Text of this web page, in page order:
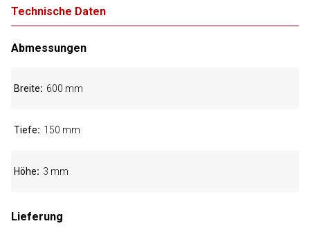
Technische Daten
Abmessungen
Breite 600 mm
Tiefe 150 mm
Höhe 3 mm
Lieferung